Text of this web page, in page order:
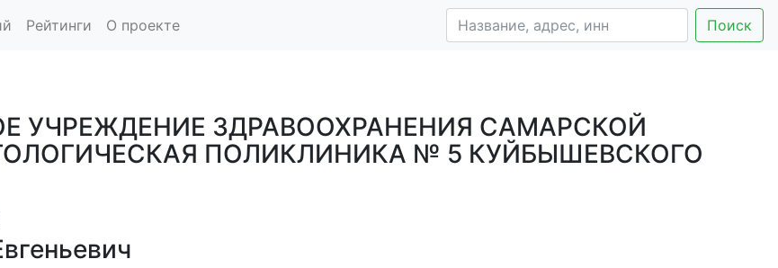
Рейтинги О проекте Поиск
УЧРЕЖДЕНИЕ ЗДРАВООХРАНЕНИЯ САМАРСКОЙ
ПОЛИКЛИНИКА № 5 КУЙБЫШЕВСКОГО